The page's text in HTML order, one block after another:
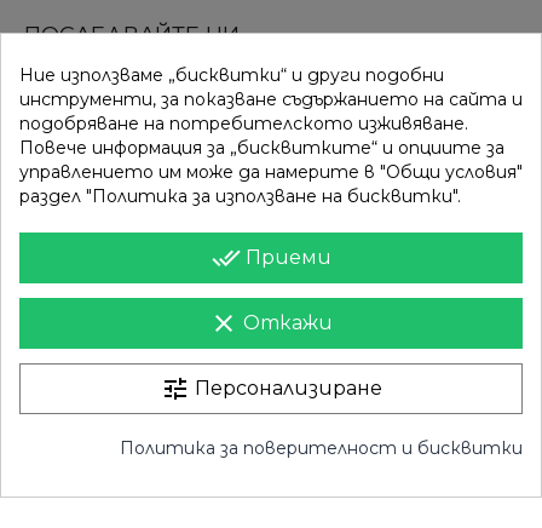
ПОСЛЕДВАЙТЕ НИ
ВРЪЗКИ
Вход
КАТЕГОРИИ
Разпродажба
Най-продавани
Контакти
Магазини
Право на отказ
Ние използваме „бисквитки“ и други подобни
инструменти, за показване съдържанието на сайта и
подобряване на потребителското изживяване.
Повече информация за „бисквитките“ и опциите за
управлението им може да намерите в "Общи условия"
раздел "Политика за използване на бисквитки".
done_all Приеми
clear Откажи
tune Персонализиране
Политика за поверителност и бисквитки